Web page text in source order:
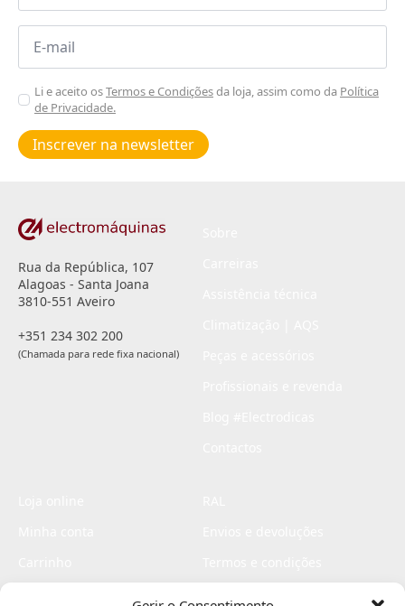
Email
Aceitar
Poiticas
de
privacidade
Li e aceito osTermos e Condiçõesda loja, assim como da Política
de Privacidade.
Inscrever na newsletter
Rua da República, 107
Alagoas - Santa Joana
3810-551 Aveiro
+351 234 302 200
(Chamada para rede fixa nacional)